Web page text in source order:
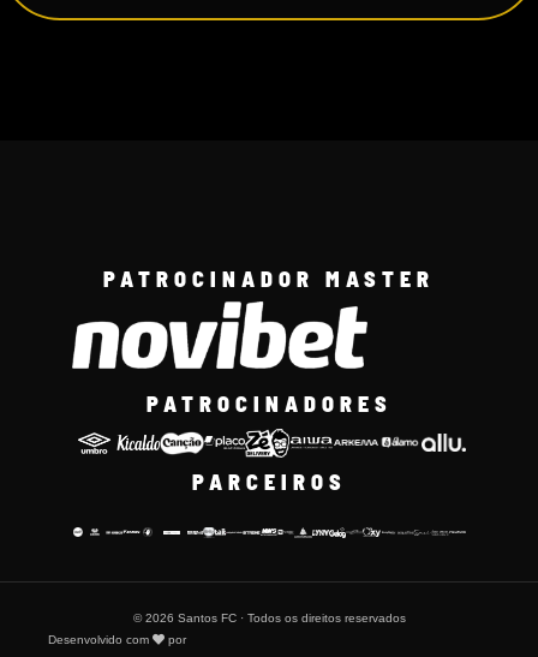
PATROCINADOR MASTER
PATROCINADORES
PARCEIROS
© 2026 Santos FC · Todos os direitos reservados
Desenvolvido com
por